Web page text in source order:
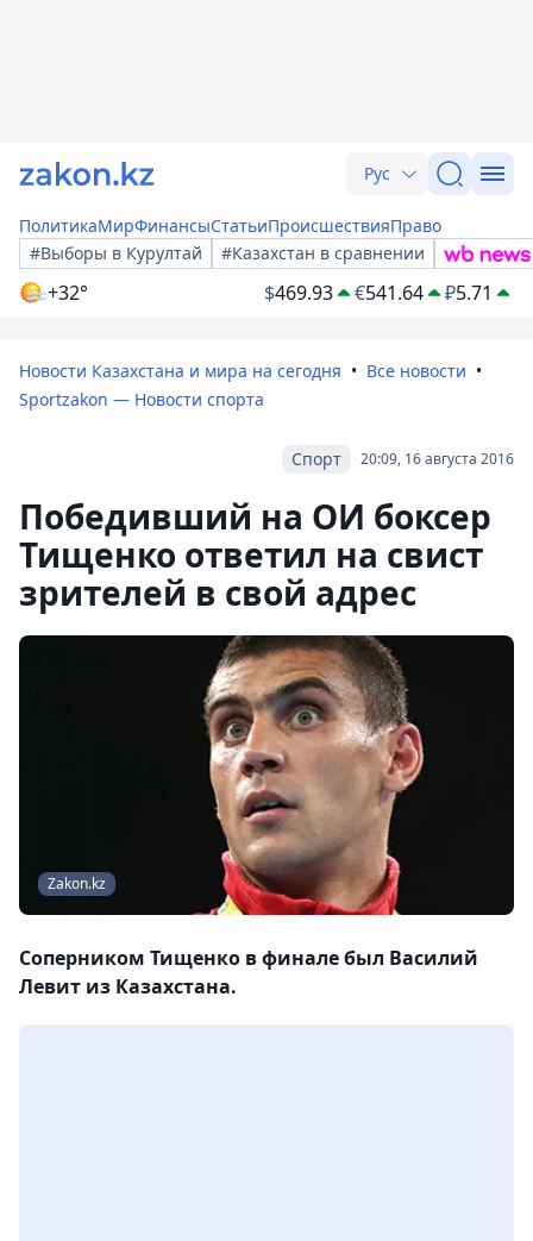
Рус
ПолитикаМирФинансыСтатьиПроисшествияПраво
#Выборы в Курултай
#Казахстан в сравнении
+32° $469.93 €541.64 ₽5.71
Новости Казахстана и мира на сегодня
Все новости
Sportzakon — Новости спорта
20:09, 16 августа 2016
Спорт
Победивший на ОИ боксер
Тищенко ответил на свист
зрителей в свой адрес
Zakon.kz
Соперником Тищенко в финале был Василий
Левит из Казахстана.